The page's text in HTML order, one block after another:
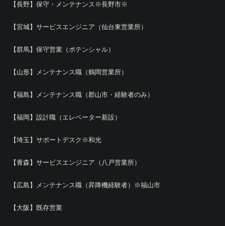
【長野】保守・メンテナンス※長野市※
【宮城】サービスエンジニア（仙台東営業所）
【群馬】保守営業（ポテンシャル）
【山形】メンテナンス職（鶴岡営業所）
【福島】メンテナンス職（郡山市・経験者のみ）
【福岡】設計職（エレベーター新設）
【埼玉】サポートデスク※和光
【青森】サービスエンジニア（八戸営業所）
【広島】メンテナンス職（昇降機経験者）※福山市
【大阪】既存営業